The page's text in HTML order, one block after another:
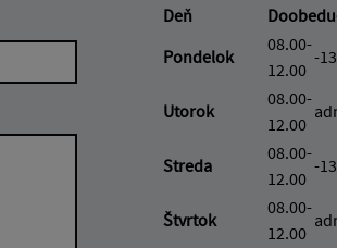
Deň
Pondelok
08.00-
12.00
-
Utorok
08.00-
12.00
Streda
08.00-
12.00
-
Štvrtok
08.00-
12.00